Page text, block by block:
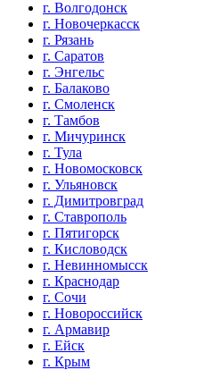
г. Волгодонск
г. Новочеркасск
г. Рязань
г. Саратов
г. Энгельс
г. Балаково
г. Смоленск
г. Тамбов
г. Мичуринск
г. Тула
г. Новомосковск
г. Ульяновск
г. Димитровград
г. Ставрополь
г. Пятигорск
г. Кисловодск
г. Невинномысск
г. Краснодар
г. Сочи
г. Новороссийск
г. Армавир
г. Ейск
г. Крым